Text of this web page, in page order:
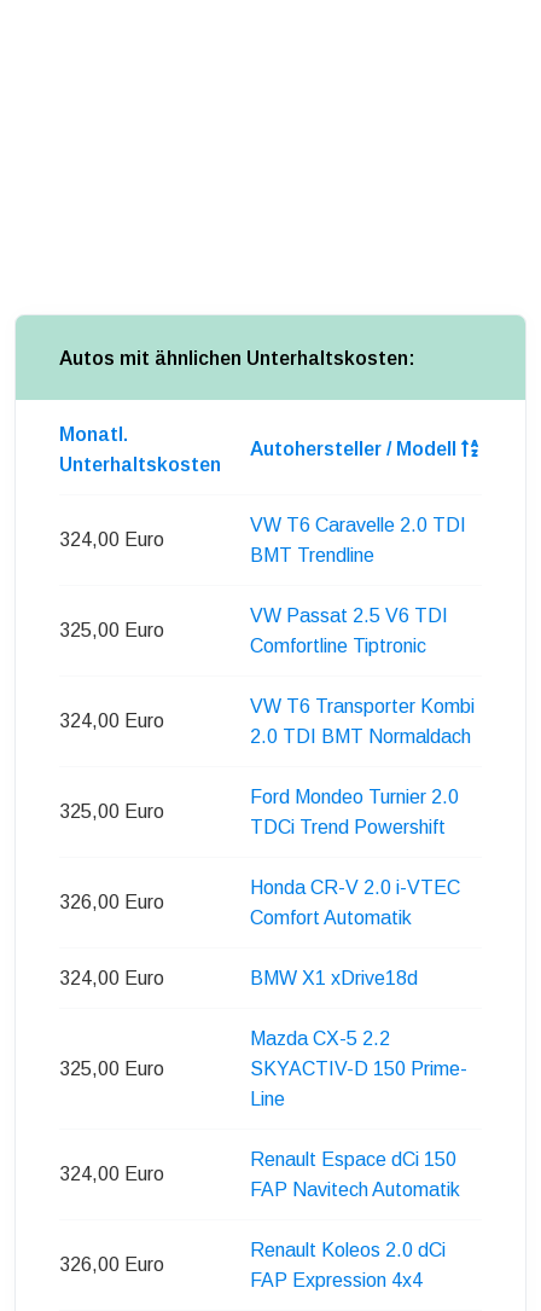
Autos mit ähnlichen Unterhaltskosten:
Monatl.
Unterhaltskosten
Autohersteller / Modell
324,00 Euro
VW T6 Caravelle 2.0 TDI
BMT Trendline
325,00 Euro
VW Passat 2.5 V6 TDI
Comfortline Tiptronic
324,00 Euro
VW T6 Transporter Kombi
2.0 TDI BMT Normaldach
325,00 Euro
Ford Mondeo Turnier 2.0
TDCi Trend Powershift
326,00 Euro
Honda CR-V 2.0 i-VTEC
Comfort Automatik
324,00 Euro BMW X1 xDrive18d
325,00 Euro
Mazda CX-5 2.2
SKYACTIV-D 150 Prime-
Line
324,00 Euro
Renault Espace dCi 150
FAP Navitech Automatik
326,00 Euro
Renault Koleos 2.0 dCi
FAP Expression 4x4